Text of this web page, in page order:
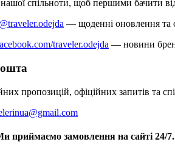
спільноти, щоб першими бачити
@traveler.odejda — щоденні оновлення та
traveler.odejda — новини
пропозицій, офіційних запитів та
приймаємо замовлення на сайті 24/